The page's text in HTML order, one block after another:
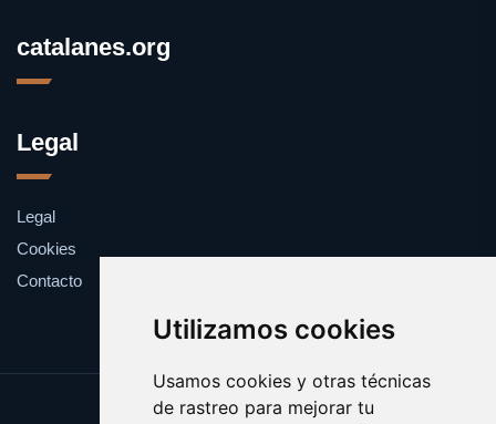
Utilizamos cookies
Usamos cookies y otras técnicas
de rastreo para mejorar tu
catalanes.org
Legal
Legal
Cookies
Contacto
Update cookies preferences